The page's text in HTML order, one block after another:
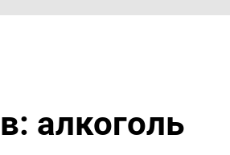
алкоголь